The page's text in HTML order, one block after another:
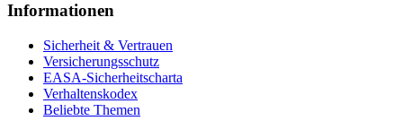
Informationen
Sicherheit & Vertrauen
Versicherungsschutz
EASA-Sicherheitscharta
Verhaltenskodex
Beliebte Themen